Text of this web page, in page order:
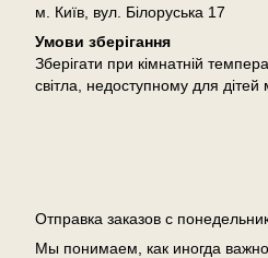
м. Київ, вул. Білоруська 17
Умови зберігання
Зберігати при кімнатній
світла, недоступному для дітей
Отправка заказов с
Мы понимаем, как иногда важно